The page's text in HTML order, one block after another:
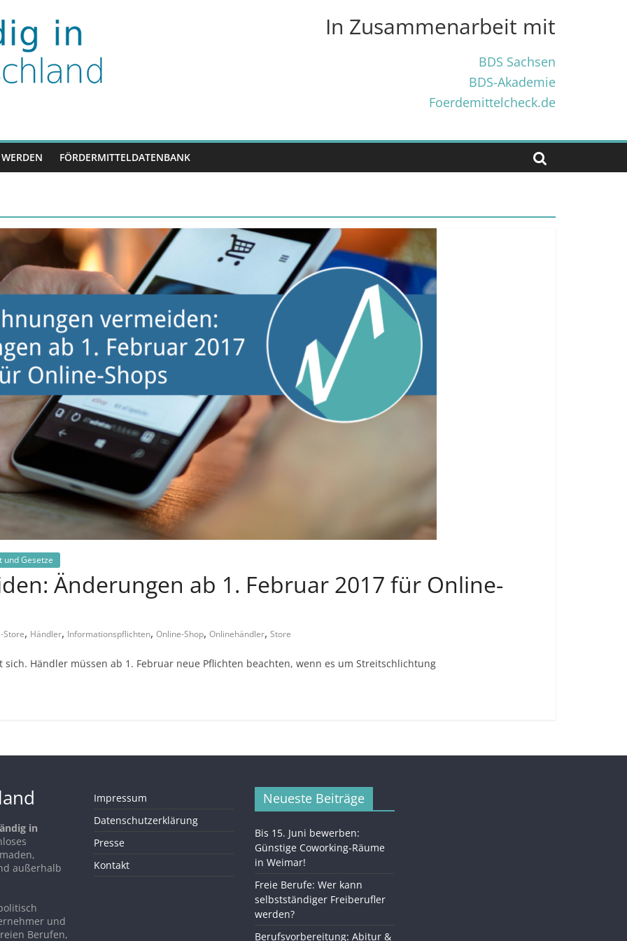
In Zusammenarbeit mit
BDS Sachsen
BDS-Akademie
Foerdemittelcheck.de
FÖRDERMITTELDATENBANK
und Gesetze
Änderungen ab 1. Februar 2017 für Online-
Store, Händler, Informationspflichten, Online-Shop, Onlinehändler, Store
Händler müssen ab 1. Februar neue Pflichten beachten, wenn es um Streitschlichtung
in
außerhalb
und
Berufen,
Impressum
Datenschutzerklärung
Presse
Kontakt
Neueste Beiträge
Bis 15. Juni bewerben:
Günstige Coworking-Räume
in Weimar!
Freie Berufe: Wer kann
selbstständiger Freiberufler
werden?
Berufsvorbereitung: Abitur &